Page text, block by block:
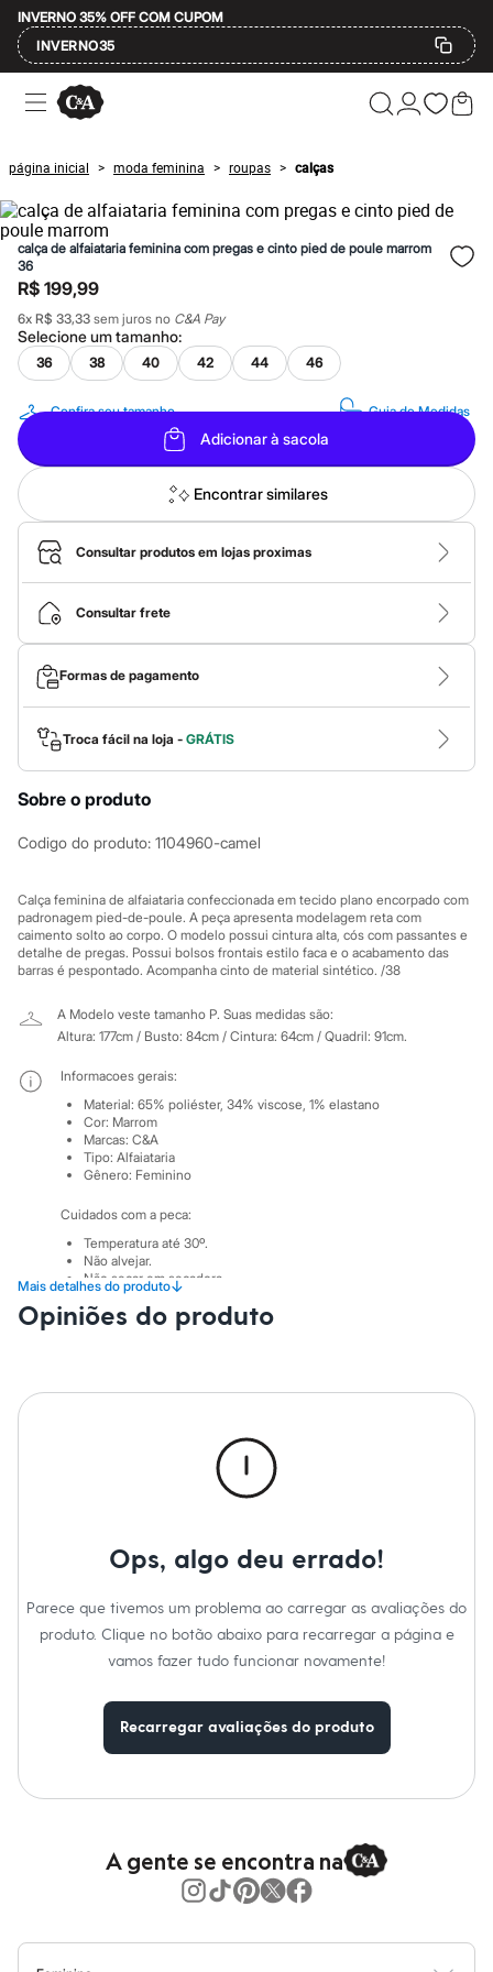
INVERNO 35% OFF COM CUPOM
INVERNO35
Ofertas
Compre por Departamento
Masculino
Infantil
Calçados
Mindse7
Plus Size
Até 20% off
Até 40% off
Até 60% off
A partir de 60% off
Feminino
Em alta
Inverno
Alfaiataria
Novidades
Roupas
Blusas e Camisetas
Básicos
Calças
Casacos e Jaquetas
Jeans
Macacões
Saias
Shorts e Bermudas
Vestidos
Acessórios
Bolsas
Bonés e Chapéus
Bijoux
Cintos
Óculos
Relógios
Calçados
Botas
Chinelos
Rasteirinhas
Sandálias
Tênis
Marcas
City
Clock House
Mindset
Yessica
Moda esportiva
Blusas
Calçados
Leggings
Shorts e Bermudas
Moda íntima
Cintas e Modeladores
Pijamas
Sutiãs e Tops
Moda praia
Biquínis
Maiôs
Plus size
Blusas e Camisetas
Inverno
Novidades
Roupas
Camisetas e Regatas
Casacos e Jaquetas
Polos
Acessórios
Calçados
Botas
página inicial > moda feminina > roupas > calças
calça de alfaiataria feminina com pregas e cinto pied de poule marrom
36
R$ 199,99
6x R$ 33,33 sem juros no C&A Pay
Selecione umtamanho:
36 38 40 42 44 46
Confira seu tamanho Guia de Medidas
Adicionar à sacola
Encontrar similares
Consultar produtos em lojas proximas
Consultar frete
Formas de pagamento
Troca fácil na loja - GRÁTIS
Sobre o produto
Codigo do produto: 1104960-camel
Calça feminina de alfaiataria confeccionada em tecido plano encorpado com
padronagem pied-de-poule. A peça apresenta modelagem reta com
caimento solto ao corpo. O modelo possui cintura alta, cós com passantes e
detalhe de pregas. Possui bolsos frontais estilo faca e o acabamento das
barras é pespontado. Acompanha cinto de material sintético. /38
A Modelo veste tamanho P. Suas medidas são:
Altura: 177cm / Busto: 84cm / Cintura: 64cm / Quadril: 91cm.
Mais detalhes do produto↓
Informacoes gerais:
Material: 65% poliéster, 34% viscose, 1% elastano
Cor: Marrom
Marcas: C&A
Tipo: Alfaiataria
Gênero: Feminino
Cuidados com a peca:
Temperatura até 30º.
Não alvejar.
Não secar em secadora.
Secar na vertical.
Passar em temperatura mínima.
Opiniões do produto
Ops, algo deu errado!
Parece que tivemos um problema ao carregar as avaliações do
produto. Clique no botão abaixo para recarregar a página e
vamos fazer tudo funcionar novamente!
Recarregar avaliações do produto
A gente se encontra na